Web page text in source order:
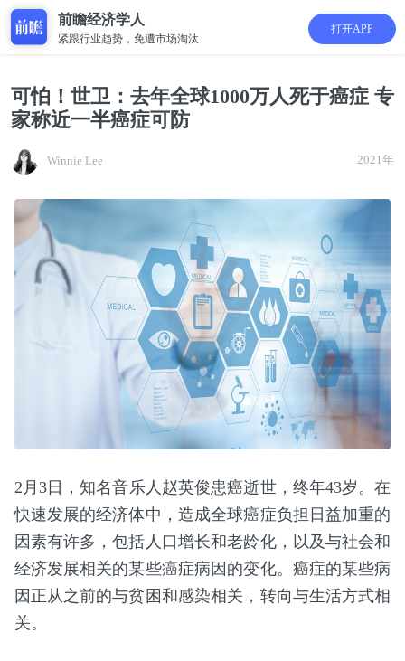
前瞻经济学人
紧跟行业趋势，免遭市场淘汰
打开APP
可怕！世卫：去年全球1000万人死于癌症 专
家称近一半癌症可防
Winnie Lee 2021年
2月3日，知名音乐人赵英俊患癌逝世，终年43岁。在
快速发展的经济体中，造成全球癌症负担日益加重的
因素有许多，包括人口增长和老龄化，以及与社会和
经济发展相关的某些癌症病因的变化。癌症的某些病
因正从之前的与贫困和感染相关，转向与生活方式相
关。